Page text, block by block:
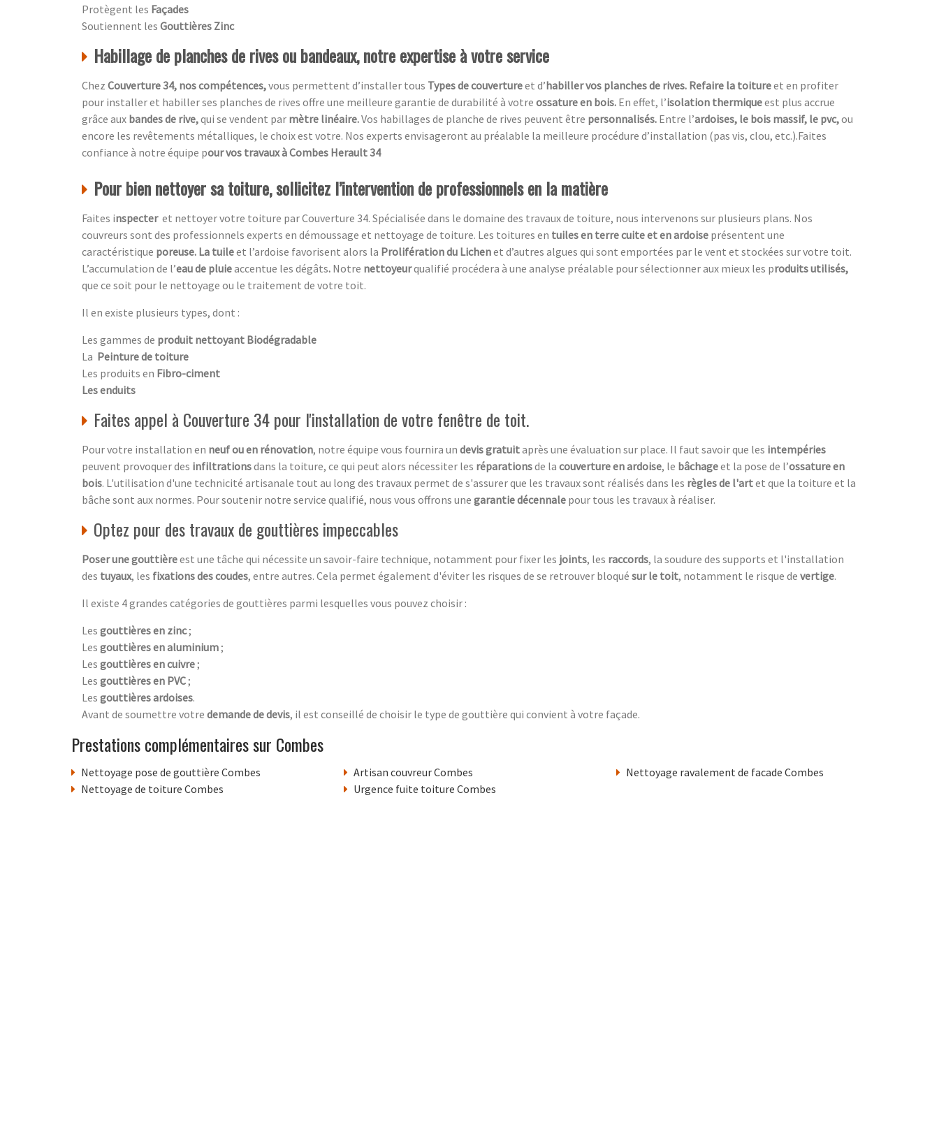
Protègent les Façades
Soutiennent les Gouttières Zinc
Habillage de planches de rives ou bandeaux, notre expertise à votre service
Chez Couverture 34, nos compétences,vous permettent d’installer tous Types de couvertureet d’habiller vos planches de rives. Refaire la toitureet en profiter
pour installer et habiller ses planches de rives offre une meilleure garantie de durabilité à votre ossature en bois. En effet, l’isolation thermiqueest plus accrue
grâce aux bandes de rive,qui se vendent par mètre linéaire.Vos habillages de planche de rives peuvent être personnalisés. Entre l’ardoises, le bois massif, le pvc,ou
encore les revêtements métalliques, le choix est votre. Nos experts envisageront au préalable la meilleure procédure d’installation (pas vis, clou, etc.).Faites
confiance à notre équipe pour vos travaux à Combes Herault 34
Pour bien nettoyer sa toiture, sollicitez l’intervention de professionnels en la matière
Faites inspecter et nettoyer votre toiture parCouverture 34. Spécialisée dans le domaine des travaux de toiture, nous intervenons sur plusieurs plans. Nos
couvreurs sont des professionnels experts en démoussage et nettoyage de toiture. Les toitures en tuiles en terre cuite et en ardoise présentent une
caractéristique poreuse. La tuileet l’ardoise favorisent alors la Prolifération du Lichenet d’autres algues qui sont emportées par le vent et stockées sur votre toit.
L’accumulation de l’eau de pluieaccentue les dégâts. Notre nettoyeurqualifié procédera à une analyse préalable pour sélectionner aux mieux les produits utilisés,
que ce soit pour le nettoyage ou le traitement de votre toit.
Il en existe plusieurs types, dont :
Les gammes de produit nettoyant Biodégradable
La Peinture de toiture
Les produits en Fibro-ciment
Les enduits
Faites appel à Couverture 34 pour l'installation de votre fenêtre de toit.
Pour votre installation en neuf ou en rénovation, notre équipe vous fournira un devis gratuitaprès une évaluation sur place. Il faut savoir que les intempéries
peuvent provoquer des infiltrationsdans la toiture, ce qui peut alors nécessiter les réparationsde la couverture en ardoise, le bâchageet la pose de l’ossature en
bois. L'utilisation d'une technicité artisanale tout au long des travaux permet de s'assurer que les travaux sont réalisés dans les règles de l'artet que la toiture et la
bâche sont aux normes. Pour soutenir notre service qualifié, nous vous offrons une garantie décennale pour tous les travaux à réaliser.
Optez pour des travaux de gouttières impeccables
Poser une gouttièreest une tâche qui nécessite un savoir-faire technique, notamment pour fixer les joints, les raccords, la soudure des supports et l'installation
des tuyaux, les fixations des coudes, entre autres. Cela permet également d'éviter les risques de se retrouver bloqué sur le toit, notamment le risque de vertige.
Il existe 4 grandes catégories de gouttières parmi lesquelles vous pouvez choisir :
Les gouttières en zinc;
Les gouttières en aluminium ;
Les gouttières en cuivre ;
Les gouttières en PVC ;
Les gouttières ardoises.
Avant de soumettre votre demande de devis, il est conseillé de choisir le type de gouttière qui convient à votre façade.
Prestations complémentaires sur Combes
Nettoyage pose de gouttière Combes
Nettoyage de toiture Combes
Artisan couvreur Combes
Urgence fuite toiture Combes
Nettoyage ravalement de facade Combes